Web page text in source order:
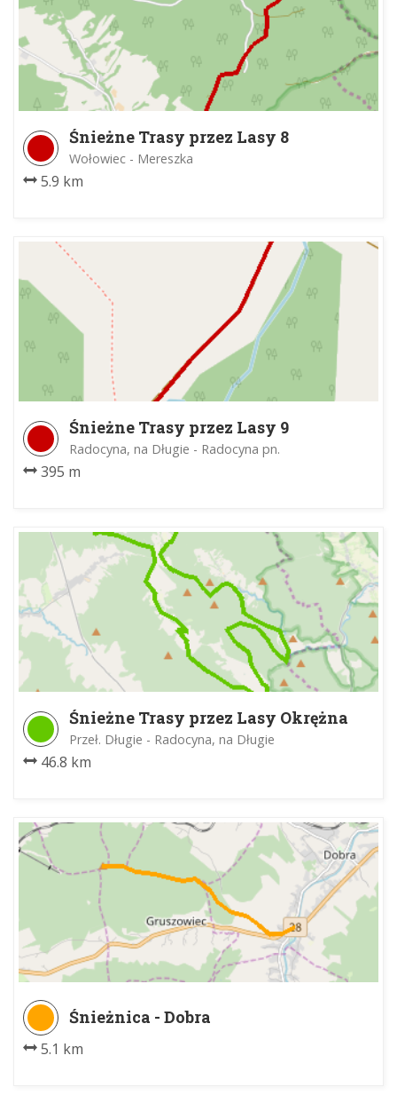
Śnieżne Trasy przez Lasy 8
Wołowiec - Mereszka
5.9 km
Śnieżne Trasy przez Lasy 9
Radocyna, na Długie - Radocyna pn.
395 m
Śnieżne Trasy przez Lasy Okrężna
Trasa Główna
Przeł. Długie - Radocyna, na Długie
46.8 km
Śnieżnica - Dobra
5.1 km